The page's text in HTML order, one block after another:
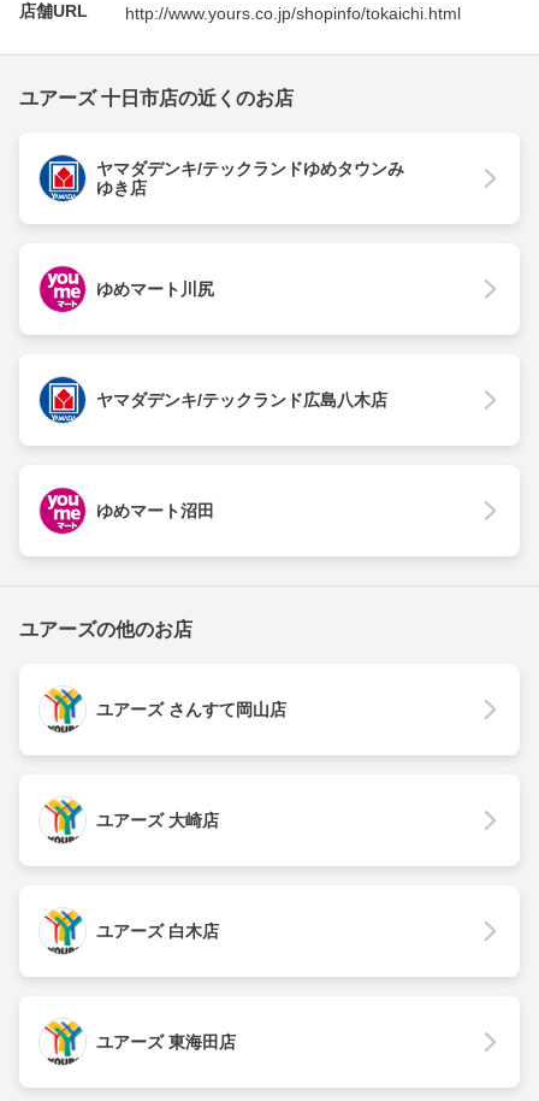
店舗URL http://www.yours.co.jp/shopinfo/tokaichi.html
ユアーズ 十日市店の近くのお店
ヤマダデンキ/テックランドゆめタウンみ
ゆき店
ゆめマート川尻
ヤマダデンキ/テックランド広島八木店
ゆめマート沼田
ユアーズの他のお店
ユアーズ さんすて岡山店
ユアーズ 大崎店
ユアーズ 白木店
ユアーズ 東海田店